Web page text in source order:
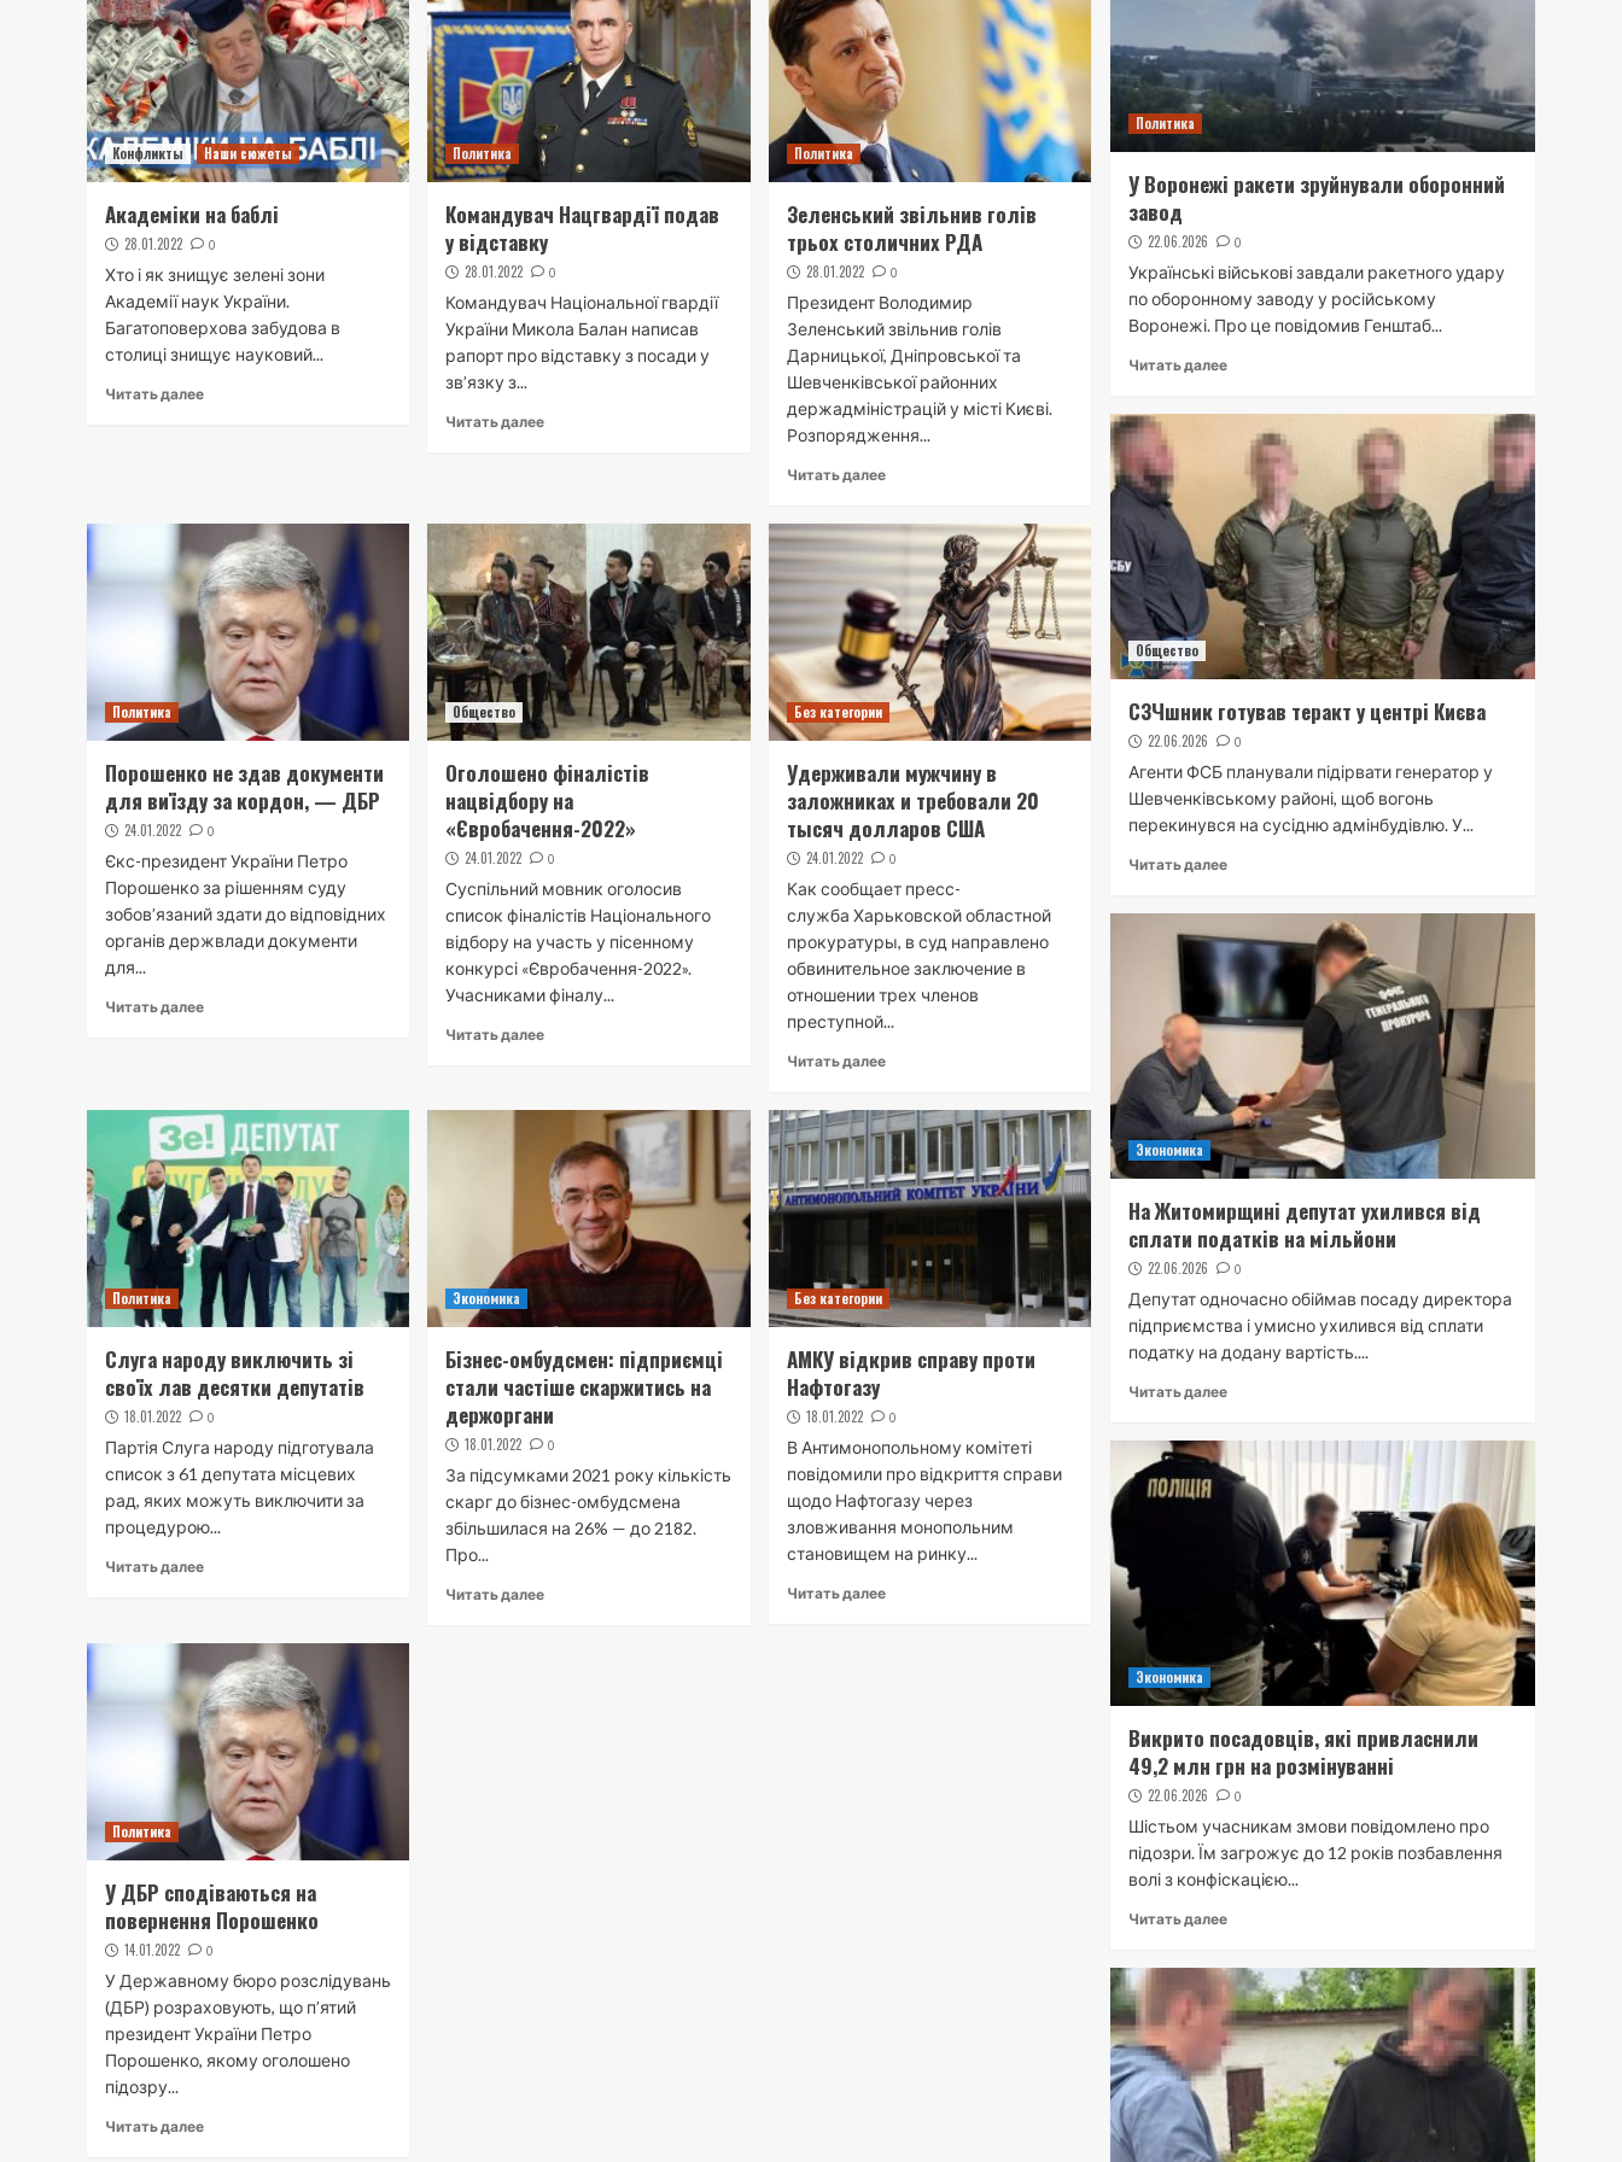
Конфликты Наши сюжеты
Академіки на баблі
28.01.2022 0
Хто і як знищує зелені зони
Академії наук України.
Багатоповерхова забудова в
столиці знищує науковий...
Читать далее
Политика
Командувач Нацгвардії подав
у відставку
28.01.2022 0
Командувач Національної гвардії
України Микола Балан написав
рапорт про відставку з посади у
зв’язку з...
Читать далее
Политика
Зеленський звільнив голів
трьох столичних РДА
28.01.2022 0
Президент Володимир
Зеленський звільнив голів
Дарницької, Дніпровської та
Шевченківської районних
держадміністрацій у місті Києві.
Розпорядження...
Читать далее
Политика
Порошенко не здав документи
для виїзду за кордон, — ДБР
24.01.2022 0
Єкс-президент України Петро
Порошенко за рішенням суду
зобов’язаний здати до відповідних
органів держвлади документи
для...
Читать далее
Общество
Оголошено фіналістів
нацвідбору на
«Євробачення-2022»
24.01.2022 0
Суспільний мовник оголосив
список фіналістів Національного
відбору на участь у пісенному
конкурсі «Євробачення-2022».
Учасниками фіналу...
Читать далее
Без категории
Удерживали мужчину в
заложниках и требовали 20
тысяч долларов США
24.01.2022 0
Как сообщает пресс-
служба Харьковской областной
прокуратуры, в суд направлено
обвинительное заключение в
отношении трех членов
преступной...
Читать далее
Политика
Слуга народу виключить зі
своїх лав десятки депутатів
18.01.2022 0
Партія Слуга народу підготувала
список з 61 депутата місцевих
рад, яких можуть виключити за
процедурою...
Читать далее
Экономика
Бізнес-омбудсмен: підприємці
стали частіше скаржитись на
держоргани
18.01.2022 0
За підсумками 2021 року кількість
скарг до бізнес-омбудсмена
збільшилася на 26% — до 2182.
Про...
Читать далее
Без категории
АМКУ відкрив справу проти
Нафтогазу
18.01.2022 0
В Антимонопольному комітеті
повідомили про відкриття справи
щодо Нафтогазу через
зловживання монопольним
становищем на ринку...
Читать далее
Политика
У ДБР сподіваються на
повернення Порошенко
14.01.2022 0
У Державному бюро розслідувань
(ДБР) розраховують, що п’ятий
президент України Петро
Порошенко, якому оголошено
підозру...
Читать далее
Политика
У Воронежі ракети зруйнували оборонний
завод
22.06.2026 0
Українські військові завдали ракетного удару
по оборонному заводу у російському
Воронежі. Про це повідомив Генштаб...
Читать далее
Общество
СЗЧшник готував теракт у центрі Києва
22.06.2026 0
Агенти ФСБ планували підірвати генератор у
Шевченківському районі, щоб вогонь
перекинувся на сусідню адмінбудівлю. У...
Читать далее
Экономика
На Житомирщині депутат ухилився від
сплати податків на мільйони
22.06.2026 0
Депутат одночасно обіймав посаду директора
підприємства і умисно ухилився від сплати
податку на додану вартість....
Читать далее
Экономика
Викрито посадовців, які привласнили
49,2 млн грн на розмінуванні
22.06.2026 0
Шістьом учасникам змови повідомлено про
підозри. Їм загрожує до 12 років позбавлення
волі з конфіскацією...
Читать далее